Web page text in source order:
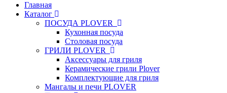
Главная
Каталог
ПОСУДА PLOVER
Кухонная посуда
Столовая посуда
ГРИЛИ PLOVER
Аксессуары для гриля
Керамические грили Plover
Комплектующие для гриля
Мангалы и печи PLOVER